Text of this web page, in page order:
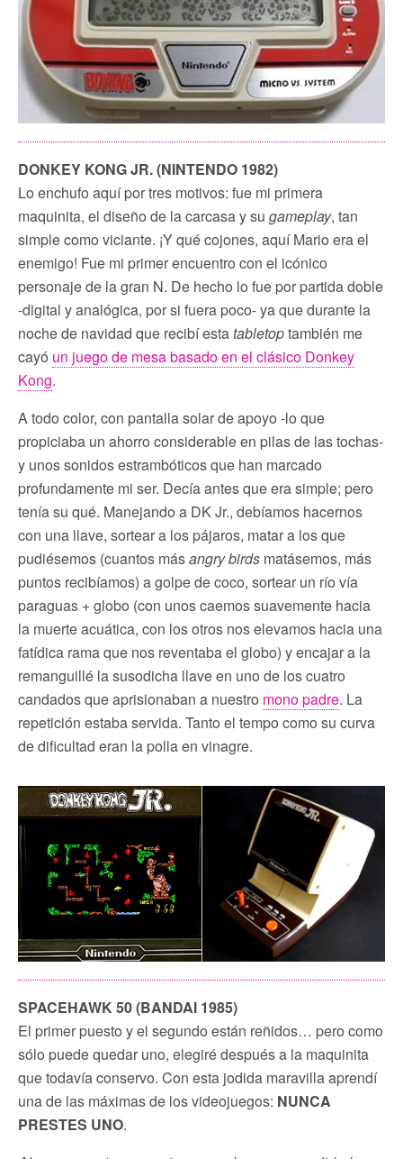
DONKEY KONG JR. (NINTENDO 1982)
Lo enchufo aquí por tres motivos: fue mi primera
maquinita, el diseño de la carcasa y su gameplay, tan
simple como viciante. ¡Y qué cojones, aquí Mario era el
enemigo! Fue mi primer encuentro con el icónico
personaje de la gran N. De hecho lo fue por partida doble
-digital y analógica, por si fuera poco- ya que durante la
noche de navidad que recibí estatabletoptambién me
cayó un juego de mesa basado en el clásico Donkey
Kong.
A todo color, con pantalla solar de apoyo -lo que
propiciaba un ahorro considerable en pilas de las tochas-
y unos sonidos estrambóticos que han marcado
profundamente mi ser. Decía antes que era simple; pero
tenía su qué. Manejando a DK Jr., debíamos hacernos
con una llave, sortear a los pájaros, matar a los que
pudiésemos (cuantos másangry birds matásemos, más
puntos recibíamos) a golpe de coco, sortear un río vía
paraguas + globo (con unos caemos suavemente hacia
la muerte acuática, con los otros nos elevamos hacia una
fatídica rama que nos reventaba el globo) y encajar a la
remanguillé la susodicha llave en uno de los cuatro
candados que aprisionaban a nuestro mono padre. La
repetición estaba servida. Tanto el tempo como su curva
de dificultad eran la polla en vinagre.
SPACEHAWK 50 (BANDAI 1985)
El primer puesto y el segundo están reñidos… pero como
sólo puede quedar uno, elegiré después a la maquinita
que todavía conservo. Con esta jodida maravilla aprendí
una de las máximas de los videojuegos: NUNCA
PRESTES UNO.